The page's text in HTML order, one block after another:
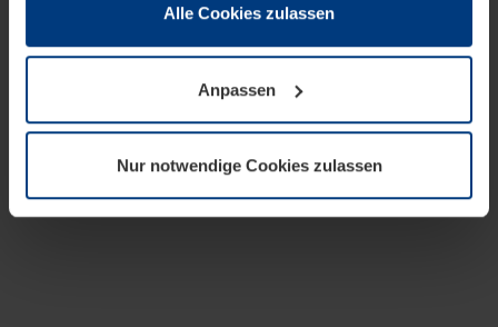
wenn diese für den Betrieb dieser Seite unbedingt
notwendig sind. Für alle anderen Cookie-Typen benötigen
wir Ihre Erlaubnis. Ihre Einwilligung können Sie jederzeit
Datenschutzerklärungunserer Website ändern oder
widerrufen.
Alle Cookies zulassen
Anpassen
Nur notwendige Cookies zulassen